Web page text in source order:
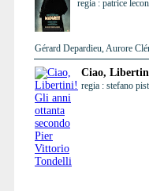
regia : patrice
Gérard Depardieu, Aurore
Ciao,
regia : stefano